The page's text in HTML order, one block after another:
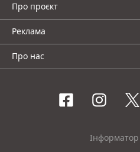
Про проєкт
Реклама
Про нас